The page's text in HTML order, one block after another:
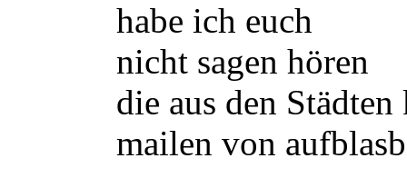
habe ich euch
nicht sagen hören
die aus den
mailen von